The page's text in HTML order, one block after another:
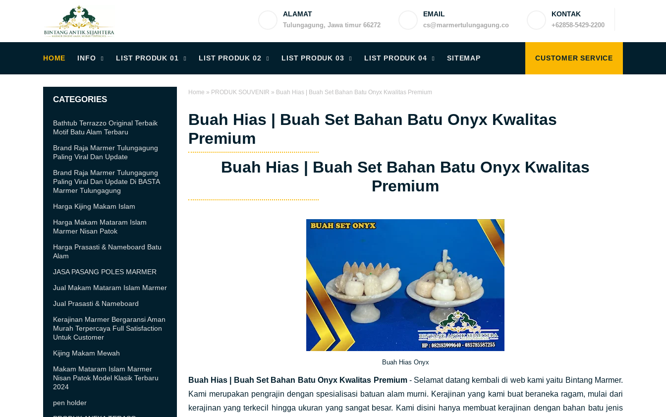
ALAMAT
Tulungagung, Jawa timur 66272
EMAIL
cs@marmertulungagung.co
KONTAK
+62858-5429-2200
HOME INFO LIST PRODUK 01 LIST PRODUK 02 LIST PRODUK 03 LIST PRODUK 04 SITEMAP CUSTOMER SERVICE
Home » PRODUK SOUVENIR » Buah Hias | Buah Set Bahan Batu Onyx Kwalitas Premium
Buah Hias | Buah Set Bahan Batu Onyx Kwalitas
Premium
Buah Hias | Buah Set Bahan Batu Onyx Kwalitas
Premium
Buah Hias Onyx
Buah Hias | Buah Set Bahan Batu Onyx Kwalitas Premium- Selamat datang kembali di web kami yaitu Bintang Marmer.
Kami merupakan pengrajin dengan spesialisasi batuan alam murni. Kerajinan yang kami buat beraneka ragam, mulai dari
kerajinan yang terkecil hingga ukuran yang sangat besar. Kami disini hanya membuat kerajinan dengan bahan batu jenis
CATEGORIES
Bathtub Terrazzo Original Terbaik
Motif Batu Alam Terbaru
Brand Raja Marmer Tulungagung
Paling Viral Dan Update
Brand Raja Marmer Tulungagung
Paling Viral Dan Update Di BASTA
Marmer Tulungagung
Harga Kijing Makam Islam
Harga Makam Mataram Islam
Marmer Nisan Patok
Harga Prasasti & Nameboard Batu
Alam
JASA PASANG POLES MARMER
Jual Makam Mataram Islam Marmer
Jual Prasasti & Nameboard
Kerajinan Marmer Bergaransi Aman
Murah Terpercaya Full Satisfaction
Untuk Customer
Kijing Makam Mewah
Makam Mataram Islam Marmer
Nisan Patok Model Klasik Terbaru
2024
pen holder